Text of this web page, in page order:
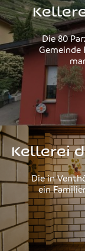
Die 80
Gemeinde
Kellerei
Die in
ein